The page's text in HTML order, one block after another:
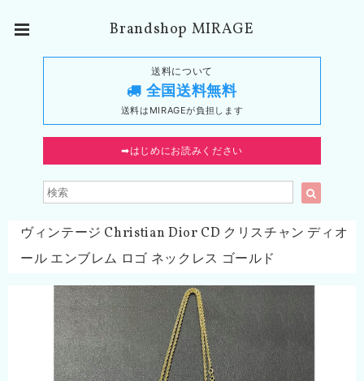
Brandshop MIRAGE
送料について
全国送料無料
送料はMIRAGEが負担します
➡︎はじめにお読みください
ヴィンテージ Christian Dior CD クリスチャン ディオ
ール エンブレム ロゴ ネックレス ゴールド